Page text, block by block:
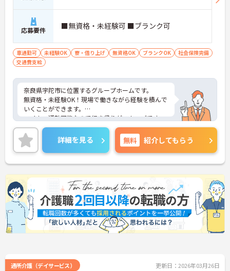
応募要件 ■無資格・未経験可 ■ブランク可
車通勤可 未経験OK 寮・借り上げ 無資格OK ブランクOK
社会保険完備
交通費支給
奈良県宇陀市に位置するグループホームです。
無資格・未経験OK！現場で働きながら経験を積んで
いくことができます。
マイカー通勤可能なので行き帰りがスムーズです。
ご興味をお持ちの方はお気軽にお問い合わせくださ
い。
詳細を見る 無料 紹介してもらう
通所介護（デイサービス） 更新日：2026年03月26日